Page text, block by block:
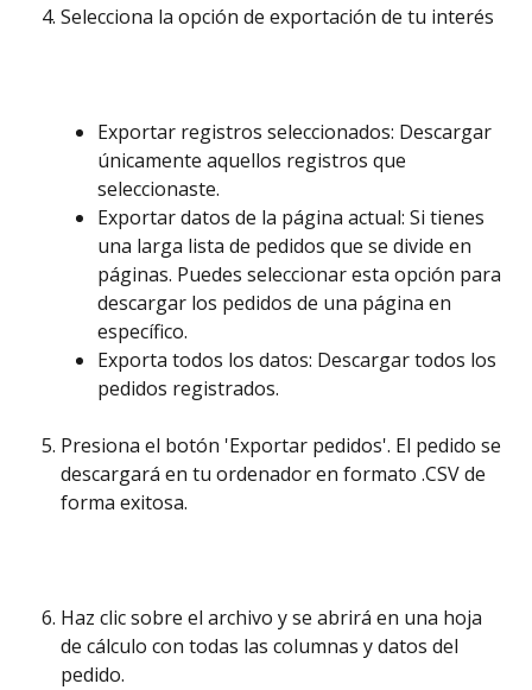
Selecciona la opción de exportación de tu interés
Exportar registros seleccionados: Descargar
únicamente aquellos registros que
seleccionaste.
Exportar datos de la página actual: Si tienes
una larga lista de pedidos que se divide en
páginas. Puedes seleccionar esta opción para
descargar los pedidos de una página en
específico.
Exporta todos los datos: Descargar todos los
pedidos registrados.
Presiona el botón 'Exportar pedidos'. El pedido se
descargará en tu ordenador en formato .CSV de
forma exitosa.
Haz clic sobre el archivo y se abrirá en una hoja
de cálculo con todas las columnas y datos del
pedido.